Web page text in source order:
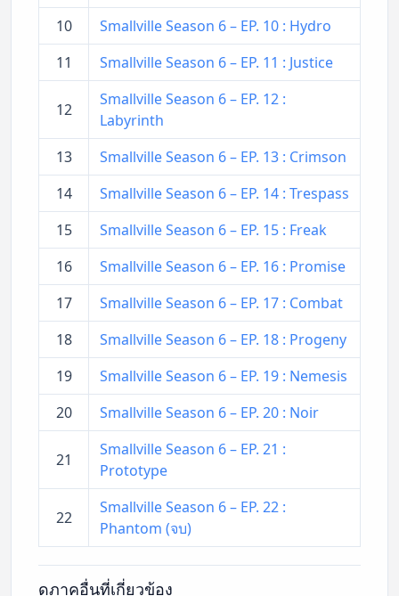
10
Smallville Season 6 – EP. 10 : Hydro
11
Smallville Season 6 – EP. 11 : Justice
12
Smallville Season 6 – EP. 12 :
Labyrinth
13
Smallville Season 6 – EP. 13 : Crimson
14
Smallville Season 6 – EP. 14 : Trespass
15
Smallville Season 6 – EP. 15 : Freak
16
Smallville Season 6 – EP. 16 : Promise
17
Smallville Season 6 – EP. 17 : Combat
18
Smallville Season 6 – EP. 18 : Progeny
19
Smallville Season 6 – EP. 19 : Nemesis
20
Smallville Season 6 – EP. 20 : Noir
21
Smallville Season 6 – EP. 21 :
Prototype
22
Smallville Season 6 – EP. 22 :
Phantom (จบ)
ดูภาคอื่นที่เกี่ยวข้อง